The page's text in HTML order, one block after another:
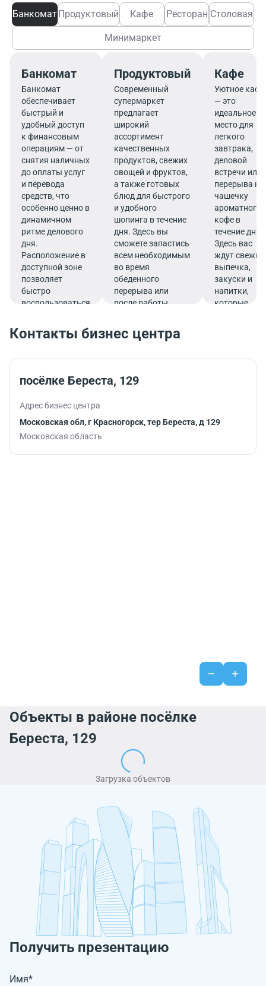
БанкоматПродуктовый Кафе Ресторан Столовая
Минимаркет
Банкомат
Банкомат
обеспечивает
быстрый и
удобный доступ
к финансовым
операциям — от
снятия наличных
до оплаты услуг
и перевода
средств, что
особенно ценно в
динамичном
ритме делового
дня.
Расположение в
доступной зоне
позволяет
быстро
воспользоваться
Продуктовый
Современный
супермаркет
предлагает
широкий
ассортимент
качественных
продуктов, свежих
овощей и фруктов,
а также готовых
блюд для быстрого
и удобного
шопинга в течение
дня. Здесь вы
сможете запастись
всем необходимым
во время
обеденного
перерыва или
после работы.
Кафе
Уютное кафе
— это
идеальное
место для
легкого
завтрака,
деловой
встречи или
перерыва на
чашечку
ароматного
кофе в
течение дня.
Здесь вас
ждут свежие
выпечка,
закуски и
напитки,
которые
продуктивно
Контакты бизнес центра
посёлке Береста, 129
Адрес бизнес центра
Московская обл, г Красногорск, тер Береста, д 129
Московская область
Объекты в районе посёлке
Береста, 129
Загрузка объектов
Получить презентацию
Имя*